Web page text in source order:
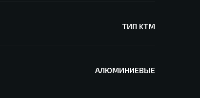
ТИП KTM
АЛЮМИНИЕВЫЕ